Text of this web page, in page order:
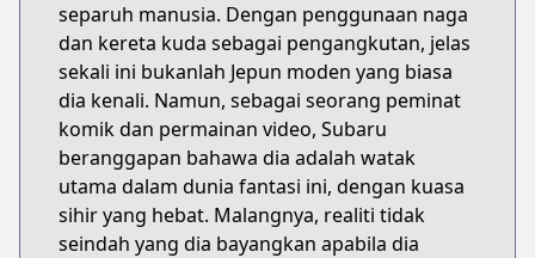
separuh manusia. Dengan penggunaan naga
dan kereta kuda sebagai pengangkutan, jelas
sekali ini bukanlah Jepun moden yang biasa
dia kenali. Namun, sebagai seorang peminat
komik dan permainan video, Subaru
beranggapan bahawa dia adalah watak
utama dalam dunia fantasi ini, dengan kuasa
sihir yang hebat. Malangnya, realiti tidak
seindah yang dia bayangkan apabila dia